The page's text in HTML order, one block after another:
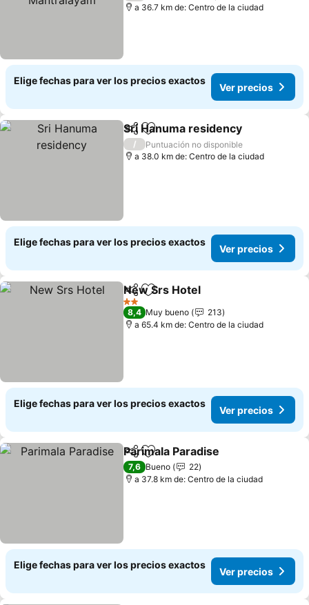
a 36.7 km de: Centro de la ciudad
Elige fechas para ver los precios exactos
Ver precios
CompartirAgregar a favoritos
Sri Hanuma residency
/
Puntuación no disponible
a 38.0 km de: Centro de la ciudad
Elige fechas para ver los precios exactos
Ver precios
CompartirAgregar a favoritos
New Srs Hotel
2 Estrellas
8,4 Muy bueno
213
a 65.4 km de: Centro de la ciudad
Elige fechas para ver los precios exactos
Ver precios
CompartirAgregar a favoritos
Parimala Paradise
7,6 Bueno
22
a 37.8 km de: Centro de la ciudad
Elige fechas para ver los precios exactos
Ver precios